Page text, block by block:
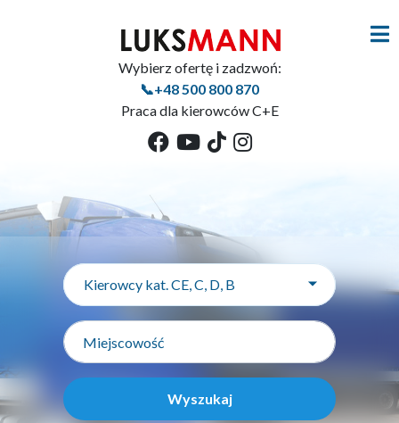
Wybierz ofertę i zadzwoń:
📞+48 500 800 870
Praca dla kierowców C+E
Kierowcy kat. CE, C, D, B
Wyszukaj